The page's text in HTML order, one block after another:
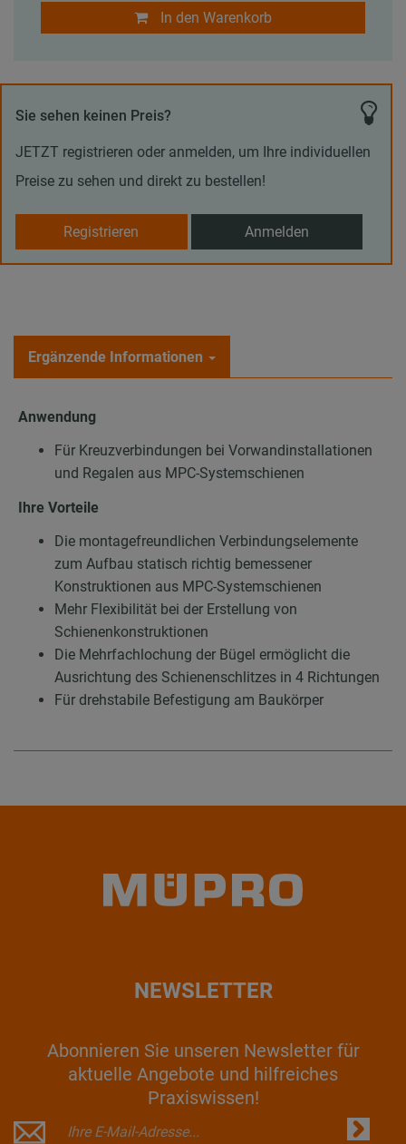
In den Warenkorb
Sie sehen keinen Preis?
JETZT registrieren oder anmelden, um Ihre individuellen
Preise zu sehen und direkt zu bestellen!
Registrieren Anmelden
Ergänzende Informationen
Anwendung
Für Kreuzverbindungen bei Vorwandinstallationen
und Regalen aus MPC-Systemschienen
Ihre Vorteile
Die montagefreundlichen Verbindungselemente
zum Aufbau statisch richtig bemessener
Konstruktionen aus MPC-Systemschienen
Mehr Flexibilität bei der Erstellung von
Schienenkonstruktionen
Die Mehrfachlochung der Bügel ermöglicht die
Ausrichtung des Schienenschlitzes in 4 Richtungen
Für drehstabile Befestigung am Baukörper
NEWSLETTER
Abonnieren Sie unseren Newsletter für
aktuelle Angebote und hilfreiches
Praxiswissen!